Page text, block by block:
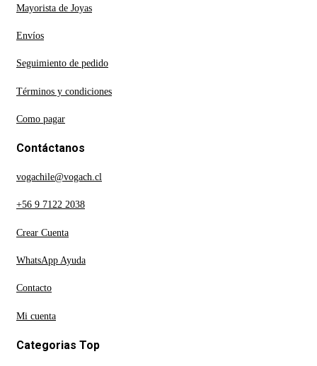
Mayorista de Joyas
Envíos
Seguimiento de pedido
Términos y condiciones
Como pagar
Contáctanos
vogachile@vogach.cl
+56 9 7122 2038
Crear Cuenta
WhatsApp Ayuda
Contacto
Mi cuenta
Categorias Top